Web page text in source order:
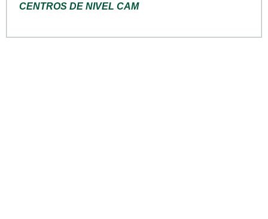
CENTROS DE NIVEL CAM